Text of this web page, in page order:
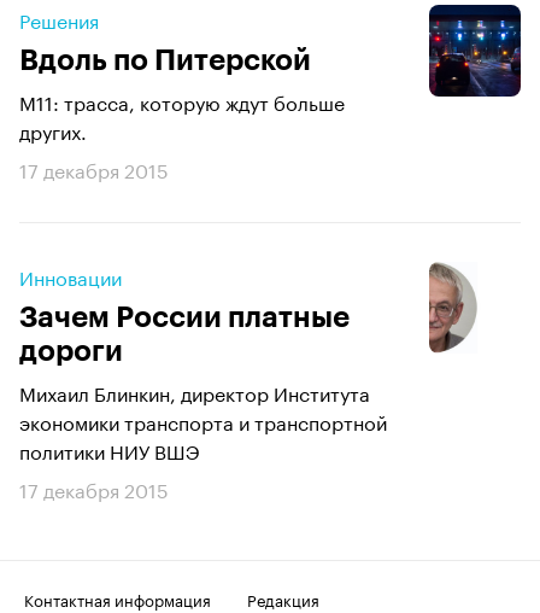
Решения
Вдоль по Питерской
М11: трасса, которую ждут больше
других.
17 декабря 2015
Инновации
Зачем России платные
дороги
Михаил Блинкин, директор Института
экономики транспорта и транспортной
политики НИУ ВШЭ
17 декабря 2015
Контактная информация
Редакция